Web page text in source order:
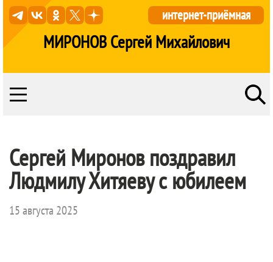
МИРОНОВ Сергей Михайлович
интернет-приёмная
Сергей Миронов поздравил
Людмилу Хитяеву с юбилеем
15 августа 2025